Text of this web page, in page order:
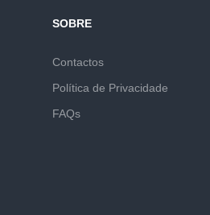
SOBRE
Contactos
Política de Privacidade
FAQs